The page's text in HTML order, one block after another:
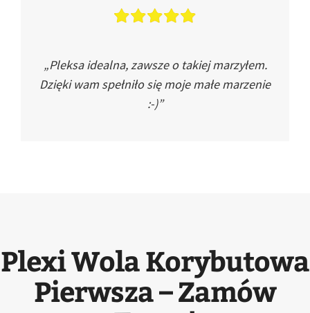
„Pleksa idealna, zawsze o takiej marzyłem.
Dzięki wam spełniło się moje małe marzenie
:-)”
Plexi Wola Korybutowa
Pierwsza – Zamów